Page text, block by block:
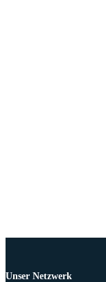
Unser Netzwerk